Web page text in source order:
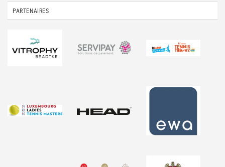
PARTENAIRES